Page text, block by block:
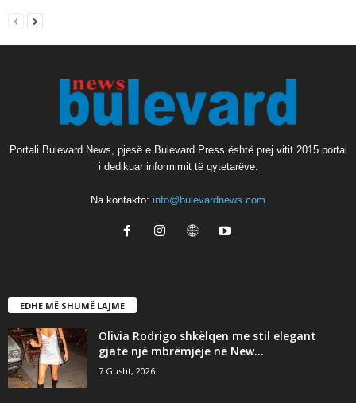
Portali Bulevard News, pjesë e Bulevard Press është prej vitit 2015 portal
i dedikuar informimit të qytetarëve.
Na kontakto: info@bulevardnews.com
EDHE MË SHUMË LAJME
Olivia Rodrigo shkëlqen me stil elegant
gjatë një mbrëmjeje në New...
7 Gusht, 2026